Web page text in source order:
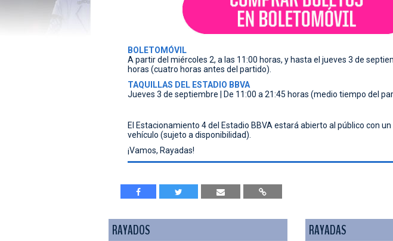
BOLETOMÓVIL
A partir del miércoles 2, a las 11:00 horas, y hasta el jueves 3 de
horas (cuatro horas antes del partido).
TAQUILLAS DEL ESTADIO BBVA
Jueves 3 de septiembre | De 11:00 a 21:45 horas (medio tiempo del
El Estacionamiento 4 del Estadio BBVA estará abierto al público con
vehículo (sujeto a disponibilidad).
¡Vamos, Rayadas!
RAYADOS RAYADAS